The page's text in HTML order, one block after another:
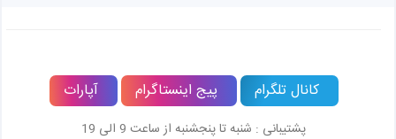
کانال تلگرام پیج اینستاگرام آپارات
پشتیبانی : شنبه تا پنجشنبه از ساعت 9 الی 19